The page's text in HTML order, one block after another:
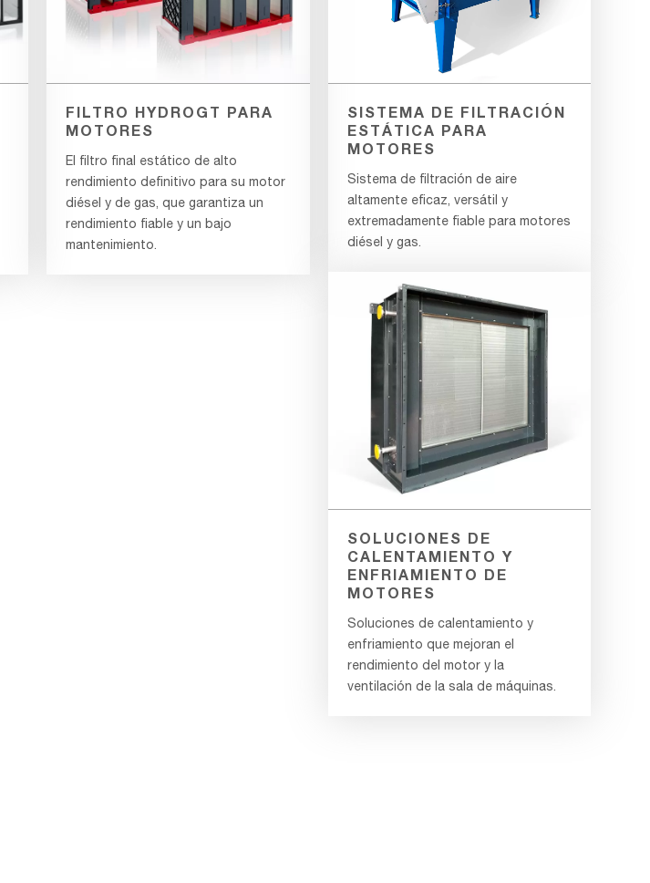
FILTRO HYDROGT PARA
MOTORES
El filtro final estático de alto
rendimiento definitivo para su motor
diésel y de gas, que garantiza un
rendimiento fiable y un bajo
mantenimiento.
SISTEMA DE FILTRACIÓN
ESTÁTICA PARA
MOTORES
Sistema de filtración de aire
altamente eficaz, versátil y
extremadamente fiable para motores
diésel y gas.
SOLUCIONES DE
CALENTAMIENTO Y
ENFRIAMIENTO DE
MOTORES
Soluciones de calentamiento y
enfriamiento que mejoran el
rendimiento del motor y la
ventilación de la sala de máquinas.